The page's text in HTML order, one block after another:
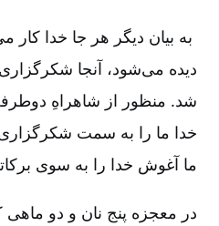
به بیان دیگر هر جا خدا
دیده می‌شود، آنجا
شد. منظور از شاهراهِ
خدا ما را به سمت
ما آغوش خدا را به سوی
در معجزه پنج نان و دو ماهی